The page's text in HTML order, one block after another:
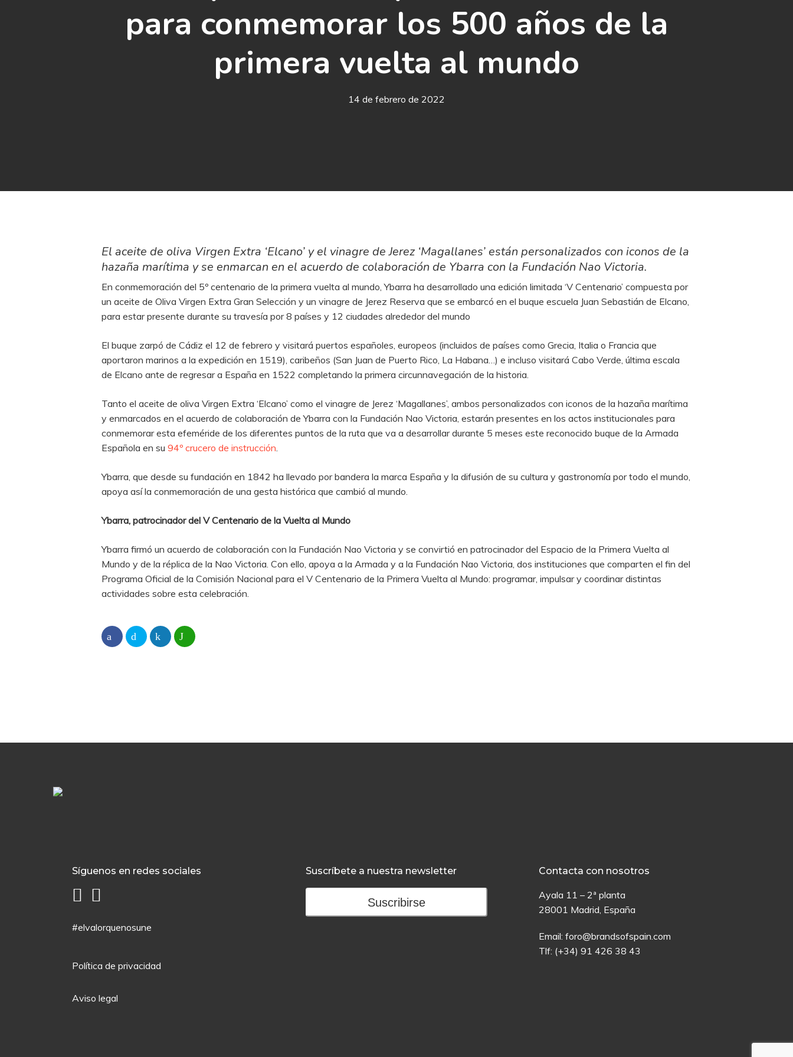
para conmemorar los 500 años de la
primera vuelta al mundo
14 de febrero de 2022
El aceite de oliva Virgen Extra ‘Elcano’ y el vinagre de Jerez ‘Magallanes’ están personalizados con iconos de la
hazaña marítima y se enmarcan en el acuerdo de colaboración de Ybarra con la Fundación Nao Victoria.
En conmemoración del 5º centenario de la primera vuelta al mundo, Ybarra ha desarrollado una edición limitada ‘V Centenario’ compuesta por
un aceite de Oliva Virgen Extra Gran Selección y un vinagre de Jerez Reserva que se embarcó en el buque escuela Juan Sebastián de Elcano,
para estar presente durante su travesía por 8 países y 12 ciudades alrededor del mundo
El buque zarpó de Cádiz el 12 de febrero y visitará puertos españoles, europeos (incluidos de países como Grecia, Italia o Francia que
aportaron marinos a la expedición en 1519), caribeños (San Juan de Puerto Rico, La Habana…) e incluso visitará Cabo Verde, última escala
de Elcano ante de regresar a España en 1522 completando la primera circunnavegación de la historia.
Tanto el aceite de oliva Virgen Extra ‘Elcano’ como el vinagre de Jerez ‘Magallanes’, ambos personalizados con iconos de la hazaña marítima
y enmarcados en el acuerdo de colaboración de Ybarra con la Fundación Nao Victoria, estarán presentes en los actos institucionales para
conmemorar esta efeméride de los diferentes puntos de la ruta que va a desarrollar durante 5 meses este reconocido buque de la Armada
Española en su 94º crucero de instrucción.
Ybarra, que desde su fundación en 1842 ha llevado por bandera la marca España y la difusión de su cultura y gastronomía por todo el mundo,
apoya así la conmemoración de una gesta histórica que cambió al mundo.
Ybarra, patrocinador del V Centenario de la Vuelta al Mundo
Ybarra firmó un acuerdo de colaboración con la Fundación Nao Victoria y se convirtió en patrocinador del Espacio de la Primera Vuelta al
Mundo y de la réplica de la Nao Victoria. Con ello, apoya a la Armada y a la Fundación Nao Victoria, dos instituciones que comparten el fin del
Programa Oficial de la Comisión Nacional para el V Centenario de la Primera Vuelta al Mundo: programar, impulsar y coordinar distintas
actividades sobre esta celebración.
Síguenos en redes sociales
#elvalorquenosune
Política de privacidad
Aviso legal
Suscríbete a nuestra newsletter
Suscribirse
Contacta con nosotros
Ayala 11 – 2ª planta
28001 Madrid, España
Email:foro@brandsofspain.com
Tlf: (+34) 91 426 38 43